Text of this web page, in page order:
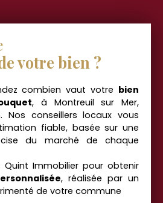
votre bien ?
combien vaut votre bien
, à Montreuil sur Mer,
Nos conseillers locaux vous
fiable, basée sur une
du marché de chaque
Quint Immobilier pour obtenir
, réalisée par un
de votre commune